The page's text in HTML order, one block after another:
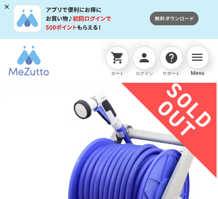
shopping_cart
カート
person
ログイン
help
サポート
menu
Menu
ネットストアTOP 販売終了商品 オーロラV 50m 内